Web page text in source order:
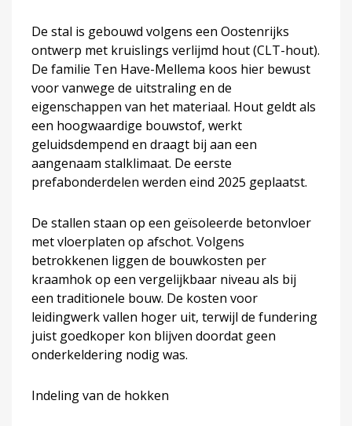
De stal is gebouwd volgens een Oostenrijks
ontwerp met kruislings verlijmd hout (CLT-hout).
De familie Ten Have-Mellema koos hier bewust
voor vanwege de uitstraling en de
eigenschappen van het materiaal. Hout geldt als
een hoogwaardige bouwstof, werkt
geluidsdempend en draagt bij aan een
aangenaam stalklimaat. De eerste
prefabonderdelen werden eind 2025 geplaatst.
De stallen staan op een geïsoleerde betonvloer
met vloerplaten op afschot. Volgens
betrokkenen liggen de bouwkosten per
kraamhok op een vergelijkbaar niveau als bij
een traditionele bouw. De kosten voor
leidingwerk vallen hoger uit, terwijl de fundering
juist goedkoper kon blijven doordat geen
onderkeldering nodig was.
Indeling van de hokken